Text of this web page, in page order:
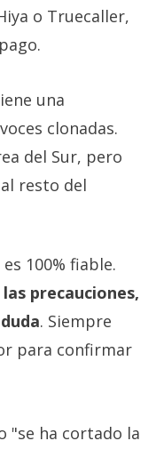
o Truecaller,
una
clonadas.
del Sur, pero
resto del
100% fiable.
precauciones,
. Siempre
para confirmar
"se ha cortado la